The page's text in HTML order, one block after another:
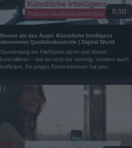
9:10
Besser als das Auge: Künstliche Intelligenz
übernimmt Qualitätskontrolle | Digital World
Stundenlang am Fließband sitzen und Waren
kontrollieren – das ist nicht nur eintönig, sondern auch
ineffizient. Ein junges Entwicklerteam hat eine
übernehmen - und das außerordentlich präzise...